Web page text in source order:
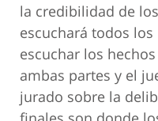
la credibilidad de
escuchará todos
escuchar los
ambas partes y el
jurado sobre la